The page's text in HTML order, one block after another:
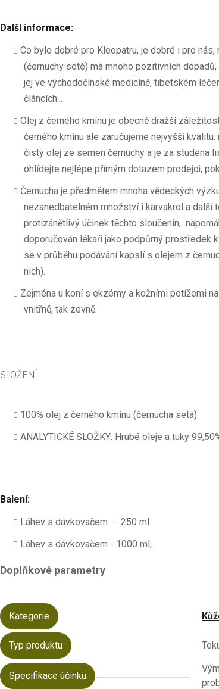
Další informace:
Co bylo dobré pro Kleopatru, je dobré i pro
(černuchy seté) má mnoho pozitivních
jej ve východočínské medicíně, tibetském
článcích...
Olej z černého kmínu je obecně dražší
černého kmínu ale zaručujeme nejvyšší
čistý olej ze semen černuchy a je za studena
ohlídejte nejlépe přímým dotazem prodejci,
Černucha je předmětem mnoha vědeckých
nezanedbatelném množství i karvakrol a další
protizánětlivý účinek těchto sloučenin,
doporučován lékaři jako podpůrný prostředek
se v průběhu podávání kapslí s olejem z
nich).
Zejména u koní s ekzémy a kožními potížemi
vnitřně, tak zevně.
SLOŽENÍ:
100% olej z černého kmínu (černucha setá)
ANALYTICKÉ SLOŽKY: Hrubé oleje a tuky
Balení:
Láhev s dávkovačem - 250 ml
Láhev s dávkovačem - 1000 ml,
Doplňkové parametry
Kategorie
Typ produktu
Specifikace účinku